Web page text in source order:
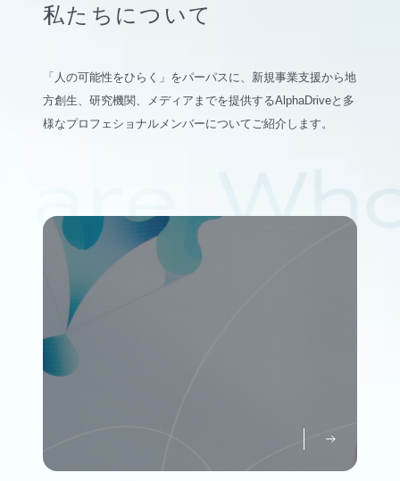
私たちについて
「人の可能性をひらく」をパーパスに、新規事業支援から地
方創生、研究機関、メディアまでを提供するAlphaDriveと多
様なプロフェショナルメンバーについてご紹介します。